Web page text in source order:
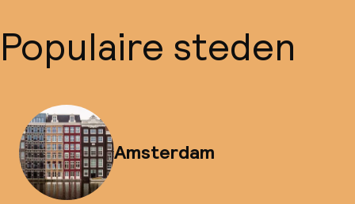
Populaire steden
Amsterdam